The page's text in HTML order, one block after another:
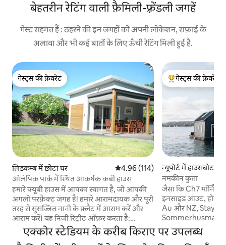
बेहतरीन रेटिंग वाली फ़ैमिली-फ़्रेंडली जगहें
गेस्ट सहमत हैं : ठहरने की इन जगहों को अपनी लोकेशन, सफ़ाई के
अलावा और भी कई बातों के लिए ऊँची रेटिंग मिली हुई है.
गेस्ट्स की फ़ेवरेट
गेस्ट्स की फ़ेवरेट
लिडकम्ब में छोटा घर औसत रेटिंग 5 में से 4.96, 114 समीक्षाएँ
4.96 (114)
ओलंपिक पार्क में स्थित आकर्षक कबी हाउस
हमारे क्यूबी हाउस में आपका स्वागत है, जो आपकी
अगली परफ़ेक्ट जगह है! हमारे आरामदायक और पूरी
तरह से सुसज्जित नानी के फ़्लैट में आराम करें और
आराम करें। यह निजी रिट्रीट ऑफ़र करता है:
आरामदायक रातों के लिए डबल साइज़ के बेड वाला 1
बेडरूम 1 आधुनिक बाथरूम और लॉन्ड्री खास ओपन -
गेस्ट्स का टॉप फ़ेवरेट
गेस्ट्स की फ़ेवरेट
न्यूपोर्ट में हाउसबोट
नमकीन कुत्ता
जैसा कि Ch7 मॉर्निंग
इनसाइड आउट, होम्स
Au और NZ,
है नमक की हवा की गंध, पानी की आवाज़, सूरज की
लहरों से चमकती है जो
एक्कोर स्टेडियम के करीब किराए पर उपलब्ध